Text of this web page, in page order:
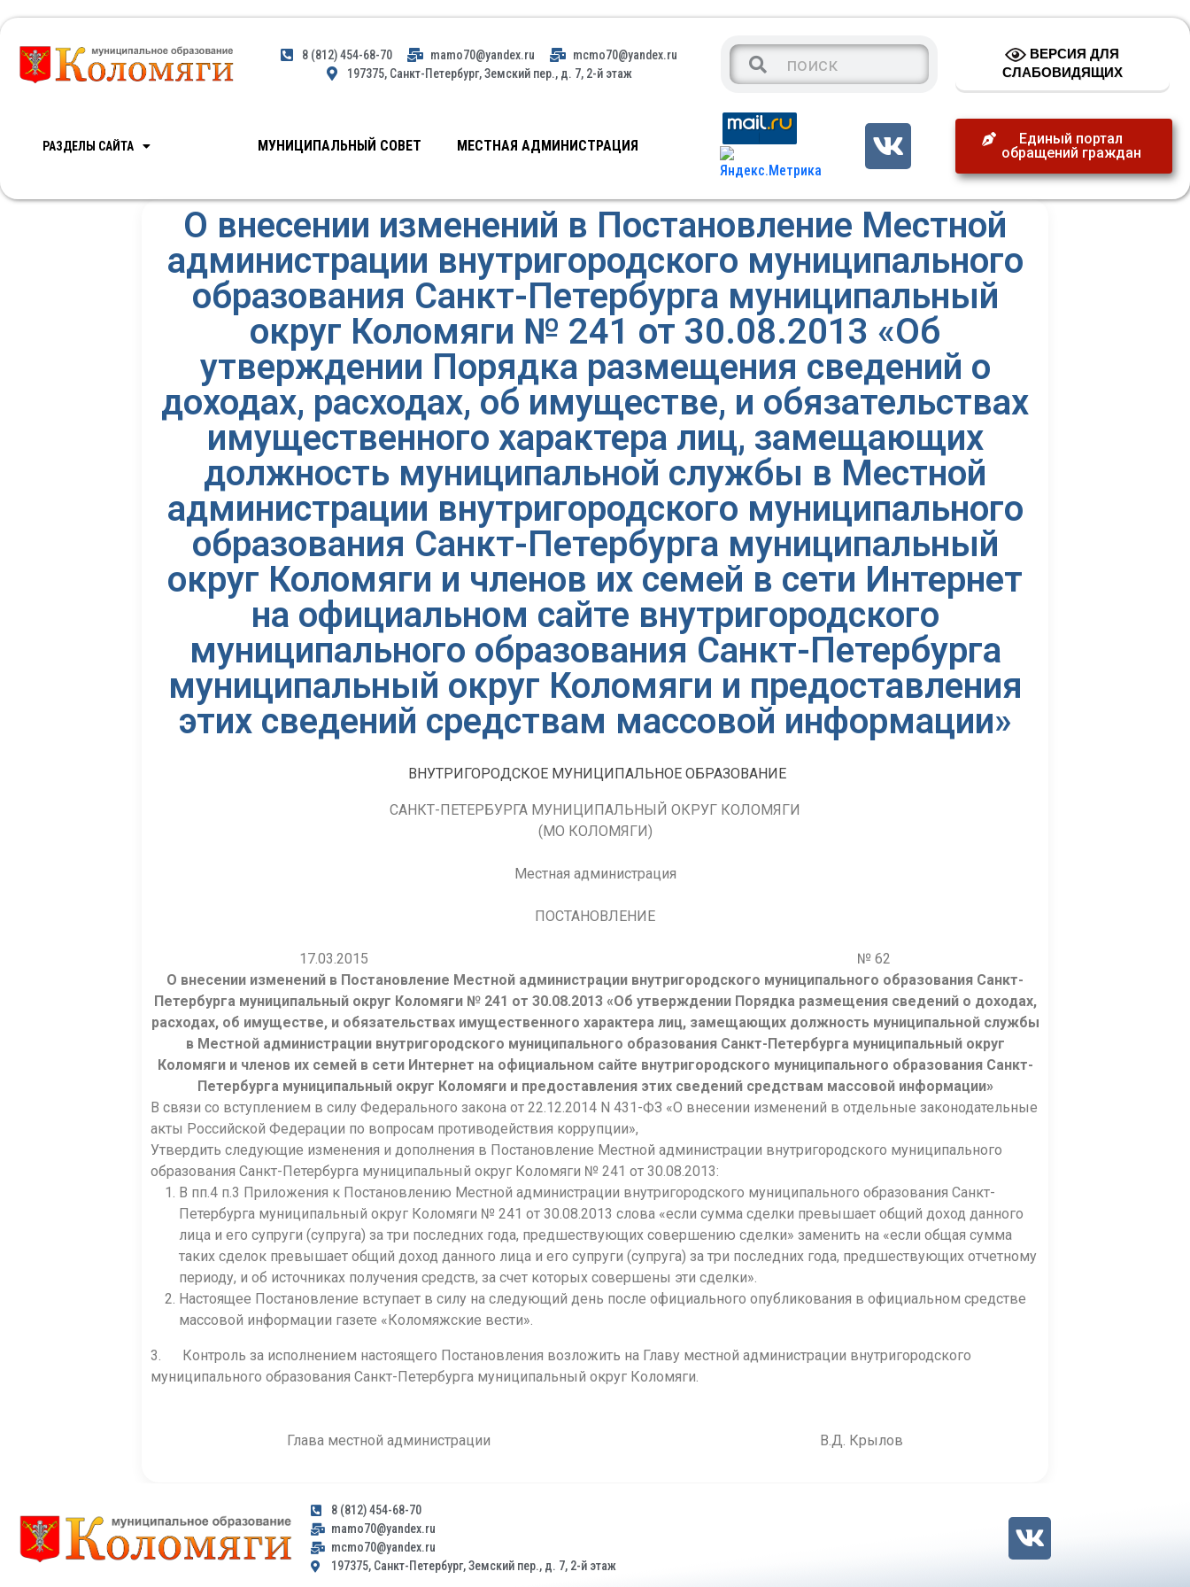
8 (812) 454-68-70 mamo70@yandex.ru
mcmo70@yandex.ru
197375, Санкт-Петербург, Земский пер., д. 7, 2-й этаж
ВЕРСИЯ ДЛЯ
СЛАБОВИДЯЩИХ
РАЗДЕЛЫ САЙТА МУНИЦИПАЛЬНЫЙ СОВЕТ МЕСТНАЯ АДМИНИСТРАЦИЯ
Единый портал
обращений граждан
О внесении изменений в Постановление Местной
администрации внутригородского муниципального
образования Санкт-Петербурга муниципальный
округ Коломяги № 241 от 30.08.2013 «Об
утверждении Порядка размещения сведений о
доходах, расходах, об имуществе, и обязательствах
имущественного характера лиц, замещающих
должность муниципальной службы в Местной
администрации внутригородского муниципального
образования Санкт-Петербурга муниципальный
округ Коломяги и членов их семей в сети Интернет
на официальном сайте внутригородского
муниципального образования Санкт-Петербурга
муниципальный округ Коломяги и предоставления
этих сведений средствам массовой информации»
ВНУТРИГОРОДСКОЕ МУНИЦИПАЛЬНОЕ ОБРАЗОВАНИЕ
САНКТ-ПЕТЕРБУРГА МУНИЦИПАЛЬНЫЙ ОКРУГ КОЛОМЯГИ
(МО КОЛОМЯГИ)
Местная администрация
ПОСТАНОВЛЕНИЕ
17.03.2015 № 62
О внесении изменений в Постановление Местной администрации внутригородского муниципального образования Санкт-
Петербурга муниципальный округ Коломяги № 241 от 30.08.2013 «Об утверждении Порядка размещения сведений о доходах,
расходах, об имуществе, и обязательствах имущественного характера лиц, замещающих должность муниципальной службы
в Местной администрации внутригородского муниципального образования Санкт-Петербурга муниципальный округ
Коломяги и членов их семей в сети Интернет на официальном сайте внутригородского муниципального образования Санкт-
Петербурга муниципальный округ Коломяги и предоставления этих сведений средствам массовой информации»
В связи со вступлением в силу Федерального закона от 22.12.2014 N 431-ФЗ «О внесении изменений в отдельные законодательные
акты Российской Федерации по вопросам противодействия коррупции»,
Утвердить следующие изменения и дополнения в Постановление Местной администрации внутригородского муниципального
образования Санкт-Петербурга муниципальный округ Коломяги № 241 от 30.08.2013:
В пп.4 п.3 Приложения к Постановлению Местной администрации внутригородского муниципального образования Санкт-
Петербурга муниципальный округ Коломяги № 241 от 30.08.2013 слова «если сумма сделки превышает общий доход данного
лица и его супруги (супруга) за три последних года, предшествующих совершению сделки» заменить на «если общая сумма
таких сделок превышает общий доход данного лица и его супруги (супруга) за три последних года, предшествующих отчетному
периоду, и об источниках получения средств, за счет которых совершены эти сделки».
Настоящее Постановление вступает в силу на следующий день после официального опубликования в официальном средстве
массовой информации газете «Коломяжские вести».
3. Контроль за исполнением настоящего Постановления возложить на Главу местной администрации внутригородского
муниципального образования Санкт-Петербурга муниципальный округ Коломяги.
Глава местной администрации В.Д. Крылов
8 (812) 454-68-70
mamo70@yandex.ru
mcmo70@yandex.ru
197375, Санкт-Петербург, Земский пер., д. 7, 2-й этаж